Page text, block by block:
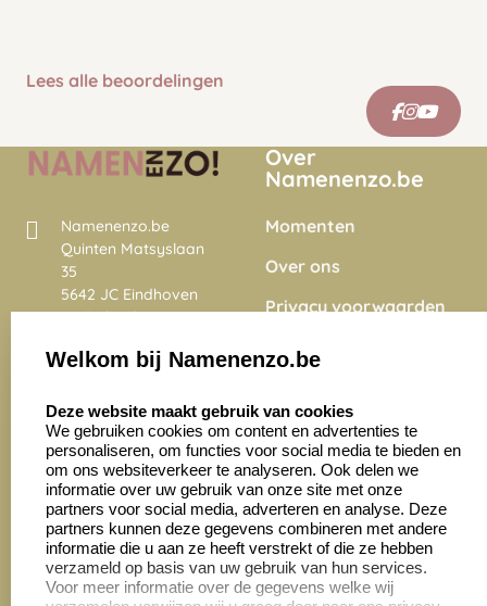
Lees alle beoordelingen
Namenenzo.be
Quinten Matsyslaan
35
5642 JC Eindhoven
Nederland
4028 beoordelingen
Over
Namenenzo.be
Momenten
Over ons
Privacy voorwaarden
Onze vacatures
Zakelijk:
Aanvraag op maat
Cadeaubonnen
Klantenservice:
Contact opnemen
Veelgestelde vragen
Retourneren
Welkom bij Namenenzo.be
Deze website maakt gebruik van cookies
We gebruiken cookies om content en advertenties te
personaliseren, om functies voor social media te bieden en
om ons websiteverkeer te analyseren. Ook delen we
informatie over uw gebruik van onze site met onze
partners voor social media, adverteren en analyse. Deze
partners kunnen deze gegevens combineren met andere
informatie die u aan ze heeft verstrekt of die ze hebben
verzameld op basis van uw gebruik van hun services.
Voor meer informatie over de gegevens welke wij